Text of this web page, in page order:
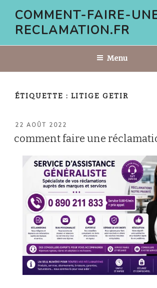
contenu
COMMENT-FAIRE-
RECLAMATION.FR
Menu
ÉTIQUETTE : LITIGE GETIR
PUBLIÉ
22 AOÛT 2022
comment faire une